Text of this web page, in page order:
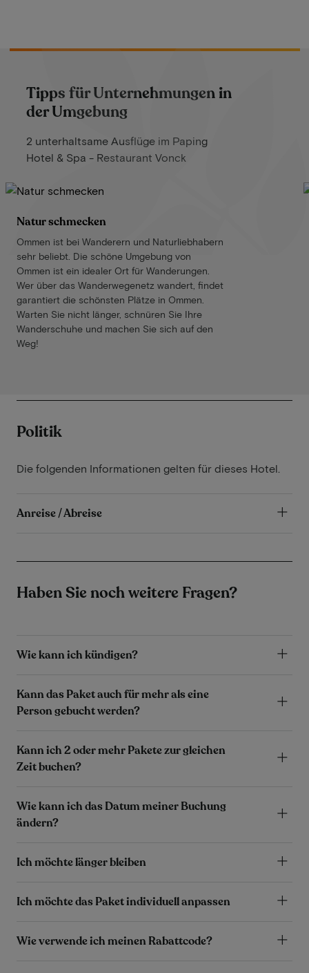
Tipps für Unternehmungen in
der Umgebung
2 unterhaltsame Ausflüge im Paping
Hotel & Spa - Restaurant Vonck
Natur schmecken
Ommen ist bei Wanderern und Naturliebhabern
sehr beliebt. Die schöne Umgebung von
Ommen ist ein idealer Ort für Wanderungen.
Wer über das Wanderwegenetz wandert, findet
garantiert die schönsten Plätze in Ommen.
Warten Sie nicht länger, schnüren Sie Ihre
Wanderschuhe und machen Sie sich auf den
Weg!
Politik
Die folgenden Informationen gelten für dieses Hotel.
Anreise / Abreise
Haben Sie noch weitere Fragen?
Wie kann ich kündigen?
Kann das Paket auch für mehr als eine
Person gebucht werden?
Kann ich 2 oder mehr Pakete zur gleichen
Zeit buchen?
Wie kann ich das Datum meiner Buchung
ändern?
Ich möchte länger bleiben
Ich möchte das Paket individuell anpassen
Wie verwende ich meinen Rabattcode?